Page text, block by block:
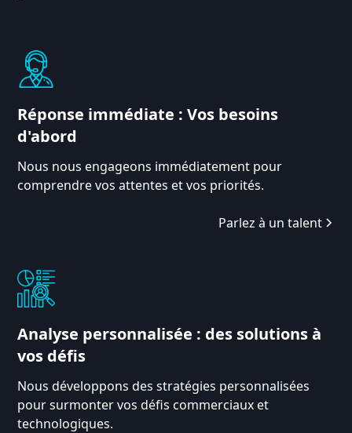
Réponse immédiate : Vos besoins
d'abord
Nous nous engageons immédiatement pour
comprendre vos attentes et vos priorités.
Parlez à un talent
Analyse personnalisée : des solutions à
vos défis
Nous développons des stratégies personnalisées
pour surmonter vos défis commerciaux et
technologiques.